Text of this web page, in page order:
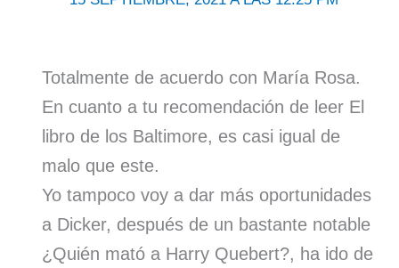
Totalmente de acuerdo con María Rosa.
En cuanto a tu recomendación de leer El
libro de los Baltimore, es casi igual de
malo que este.
Yo tampoco voy a dar más oportunidades
a Dicker, después de un bastante notable
¿Quién mató a Harry Quebert?, ha ido de